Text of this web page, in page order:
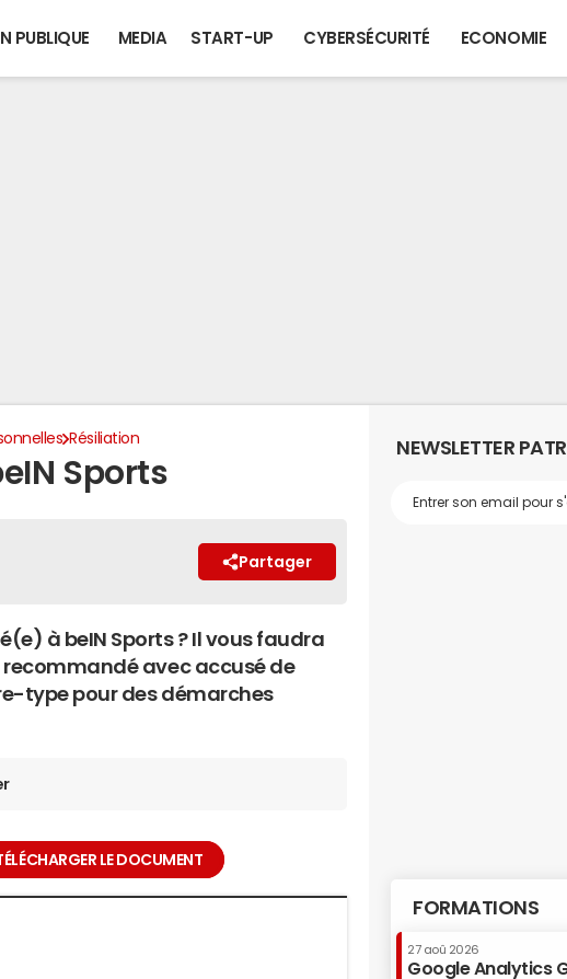
PUBLIQUE MEDIA START-UP CYBERSÉCURITÉ ECONOMIE
Résiliation
Sports
Partager
à beIN Sports ? Il vous faudra
avec accusé de
type pour des démarches
LE DOCUMENT
NEWSLETTER
FORMATIONS
27 aoû 2026
Google Analytics